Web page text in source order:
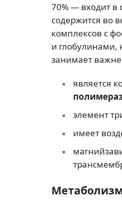
70% — входит в
содержится во
комплексов с
и глобулинами,
занимает
является
элемент
имеет